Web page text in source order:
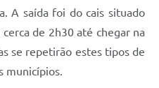
A saída foi do cais situado
de 2h30 até chegar na
se repetirão estes tipos de
municípios.